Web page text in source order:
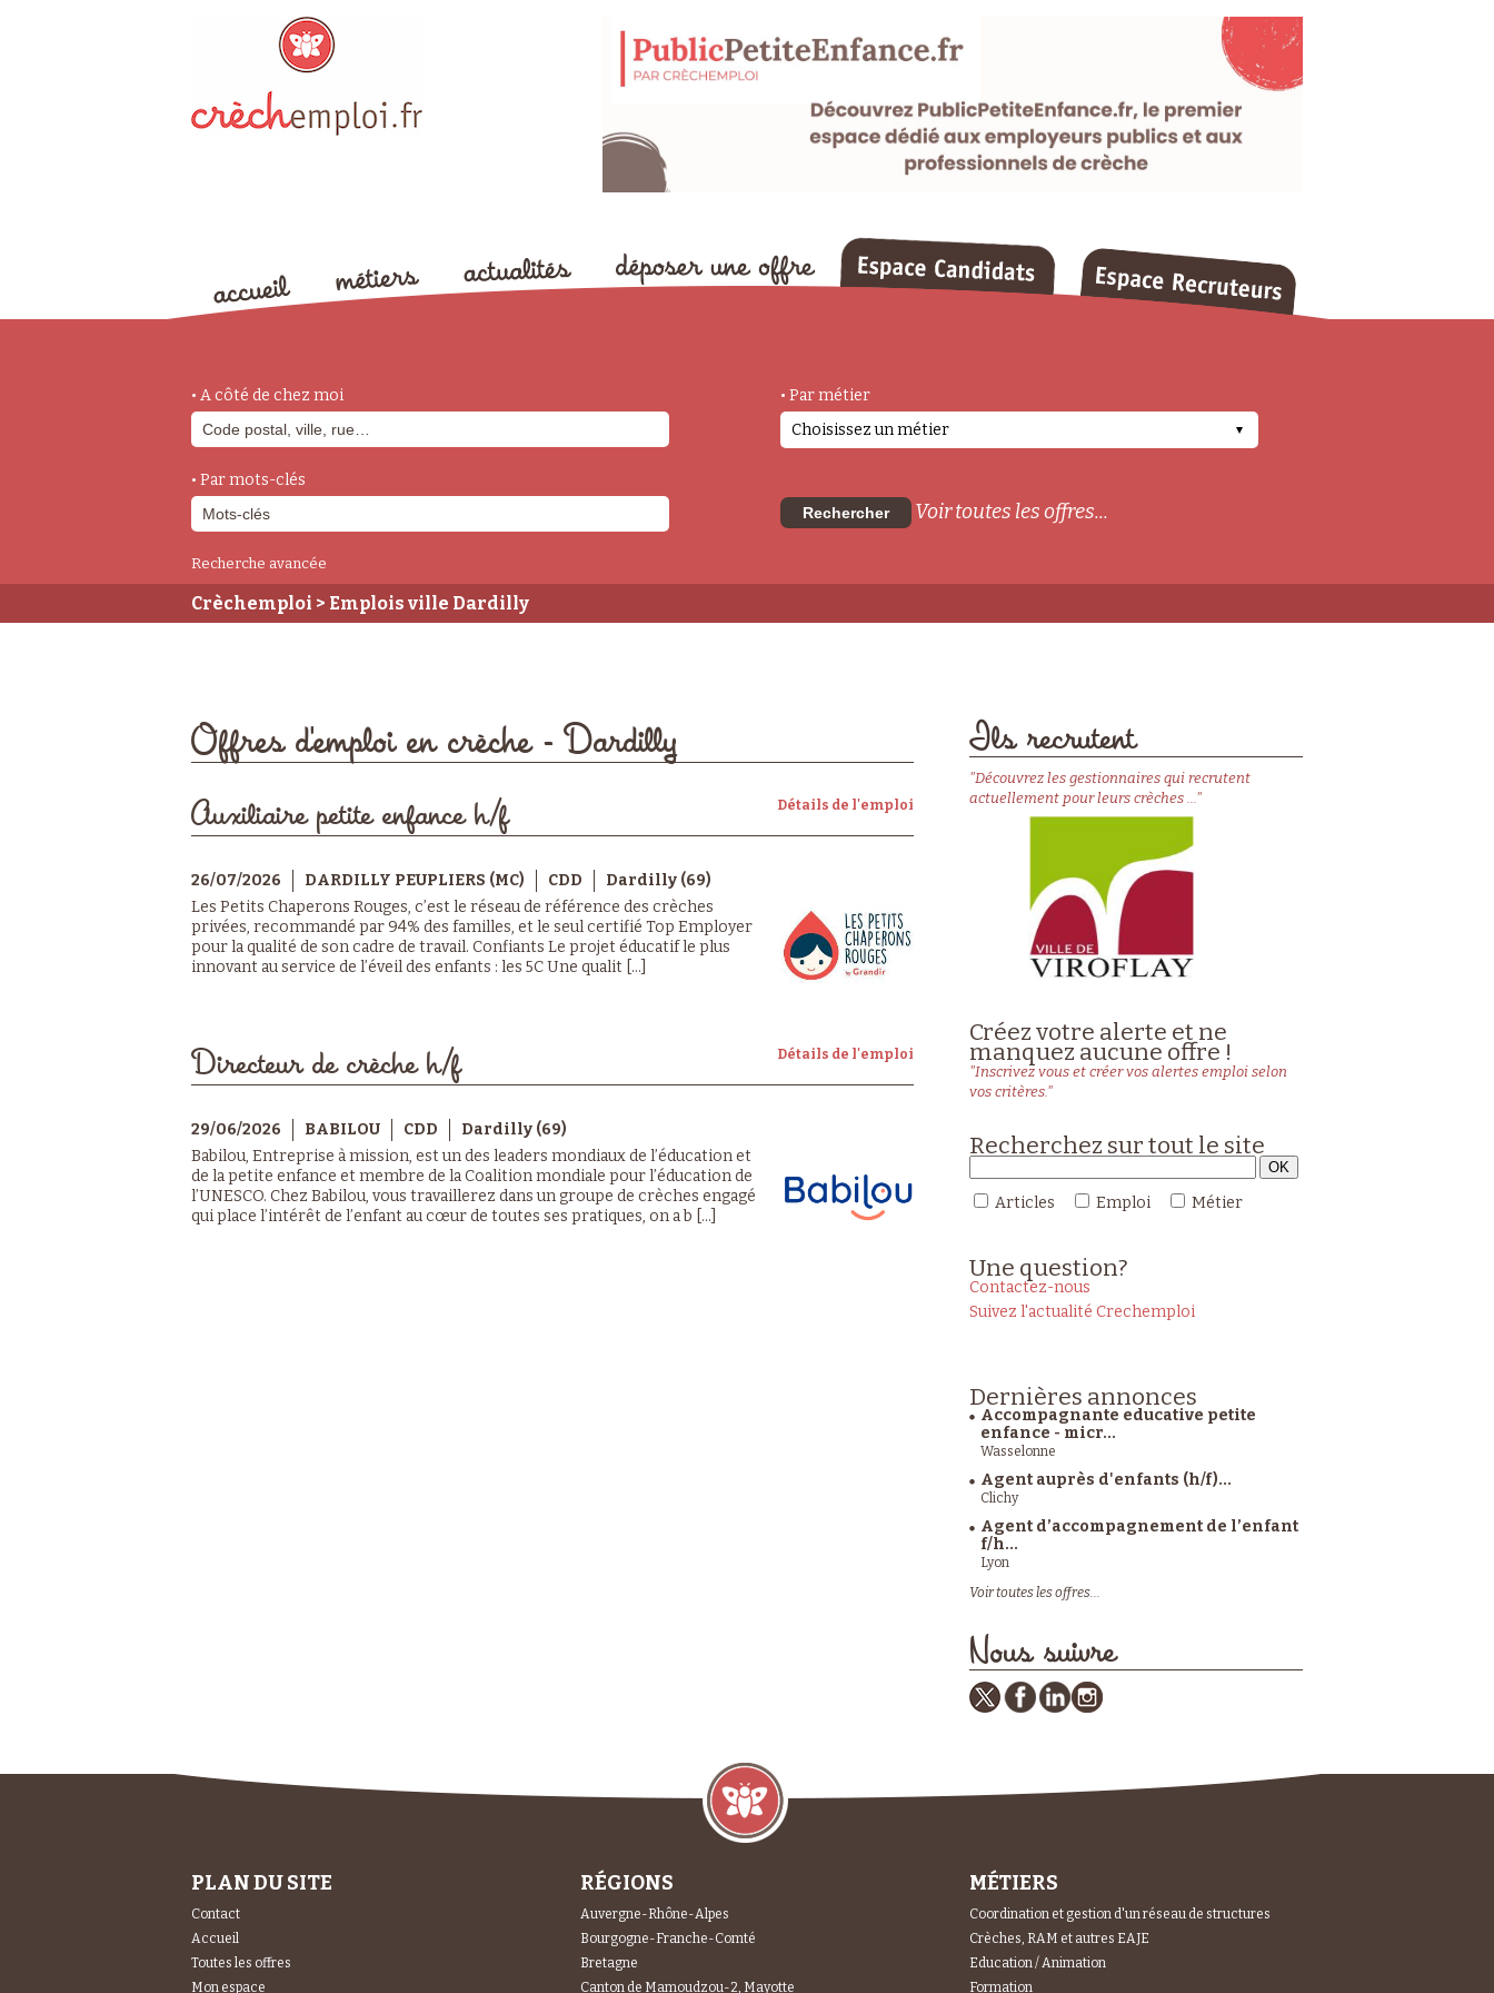
• A côté de chez moi
• Par métier
Choisissez un métier
• Par mots-clés
Rechercher Voir toutes les offres...
Recherche avancée
Crèchemploi > Emplois ville Dardilly
Offres d'emploi en crèche - Dardilly
Détails de l'emploi
Auxiliaire petite enfance h/f
26/07/2026 DARDILLY PEUPLIERS (MC) CDD
Dardilly (69)
Les Petits Chaperons Rouges, c’est le réseau de référence des crèches
privées, recommandé par 94% des familles, et le seul certifié Top Employer
pour la qualité de son cadre de travail. Confiants Le projet éducatif le plus
innovant au service de l’éveil des enfants : les 5C Une qualit [...]
Détails de l'emploi
Directeur de crèche h/f
29/06/2026 BABILOU CDD
Dardilly (69)
Babilou, Entreprise à mission, est un des leaders mondiaux de l’éducation et
de la petite enfance et membre de la Coalition mondiale pour l’éducation de
l’UNESCO. Chez Babilou, vous travaillerez dans un groupe de crèches engagé
qui place l’intérêt de l’enfant au cœur de toutes ses pratiques, on a b [...]
Ils recrutent
"Découvrez les gestionnaires qui recrutent
actuellement pour leurs crèches ..."
Créez votre alerte et ne
manquez aucune offre !
"Inscrivez vous et créer vos alertes emploi selon
vos critères."
Recherchez sur tout le site
Articles Emploi Métier
Une question?
Contactez-nous
Suivez l'actualité Crechemploi
Dernières annonces
Accompagnante educative petite
enfance - micr...
Wasselonne
Agent auprès d'enfants (h/f)...
Clichy
Agent d’accompagnement de l’enfant
f/h...
Lyon
Voir toutes les offres...
Nous suivre
PLAN DU SITE
Contact
Accueil
Toutes les offres
Mon espace
RÉGIONS
Auvergne-Rhône-Alpes
Bourgogne-Franche-Comté
Bretagne
Canton de Mamoudzou-2, Mayotte
MÉTIERS
Coordination et gestion d'un réseau de structures
Crèches, RAM et autres EAJE
Education / Animation
Formation